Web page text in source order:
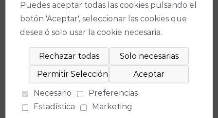
Teatro
Teatro de la Axerquía
Medidas de seguridad)
Fecha(s)
Precio
Puedes aceptar todas las cookies pulsando el
botón 'Aceptar', seleccionar las cookies que
desea ó solo usar la cookie necesaria.
Necesario
Preferencias
Estadística
Marketing